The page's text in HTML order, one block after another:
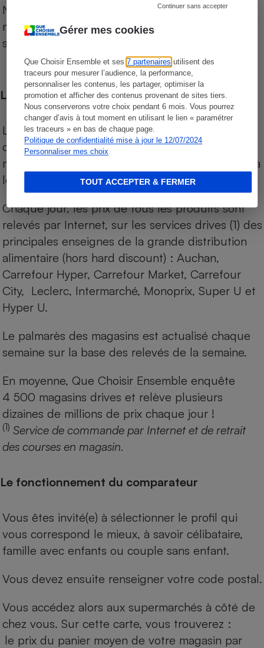
Gérer mes cookies
Que Choisir Ensemble et ses7 partenaires utilisent des
traceurs pour mesurer l’audience, la performance,
personnaliser les contenus, les partager, optimiser la
promotion et afficher des contenus provenant de sites tiers.
Nous conserverons votre choix pendant 6 mois. Vous pourrez
changer d’avis à tout moment en utilisant le lien « paramétrer
les traceurs » en bas de chaque page.
Politique de confidentialité mise à jour le 12/07/2024
Personnaliser mes choix
Continuer sans accepter
TOUT ACCEPTER & FERMER
Notre comparateur de supermarchés propose le
niveau de prix des supermarchés, géolocalisés
sur le territoire français.
Les comparaisons de prix
Les comparaisons sont réalisées sur l’ensemble
des produits des magasins. Les produits de
marques de distributeurs (MDD) sont comparés à
leurs équivalents chez leurs concurrents.
Chaque jour, les prix de tous les produits sont
relevés par Internet, sur les services drives (1) des
principales enseignes de la grande distribution
alimentaire (hors hard discount) : Auchan,
Carrefour Hyper, Carrefour Market, Carrefour
City, Leclerc, Intermarché, Monoprix, Super U et
Hyper U.
Le palmarès des magasins est actualisé chaque
semaine sur la base des relevés de la semaine.
En moyenne, Que Choisir Ensemble enquête
4 500 magasins drives et relève plusieurs
dizaines de millions de prix chaque jour !
(1) Service de commande par Internet et de retrait
des courses en magasin.
Le fonctionnement du comparateur
Vous êtes invité(e) à sélectionner le profil qui
vous correspond le mieux, à savoir célibataire,
famille avec enfants ou couple sans enfant.
Vous devez ensuite renseigner votre code postal.
Vous accédez alors aux supermarchés à côté de
chez vous. Sur cette carte, vous trouverez :
le prix du panier moyen de votre magasin par